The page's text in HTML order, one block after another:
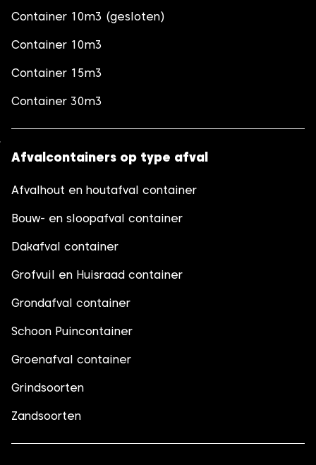
Container 10m3 (gesloten)
Container 10m3
Container 15m3
Container 30m3
Afvalcontainers op type afval
Afvalhout en houtafval container
Bouw- en sloopafval container
Dakafval container
Grofvuil en Huisraad container
Grondafval container
Schoon Puincontainer
Groenafval container
Grindsoorten
Zandsoorten